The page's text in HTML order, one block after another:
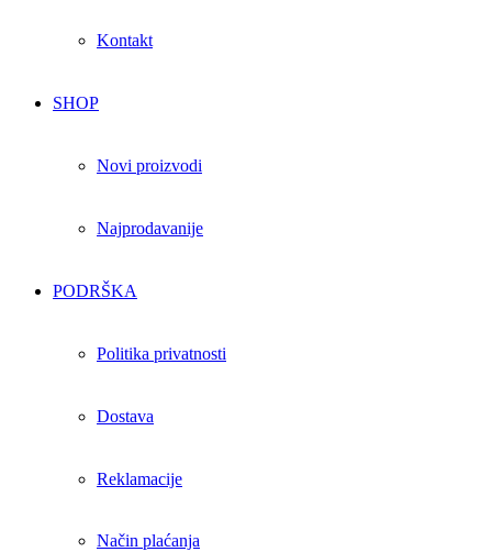
Kontakt
SHOP
Novi proizvodi
Najprodavanije
PODRŠKA
Politika privatnosti
Dostava
Reklamacije
Način plaćanja